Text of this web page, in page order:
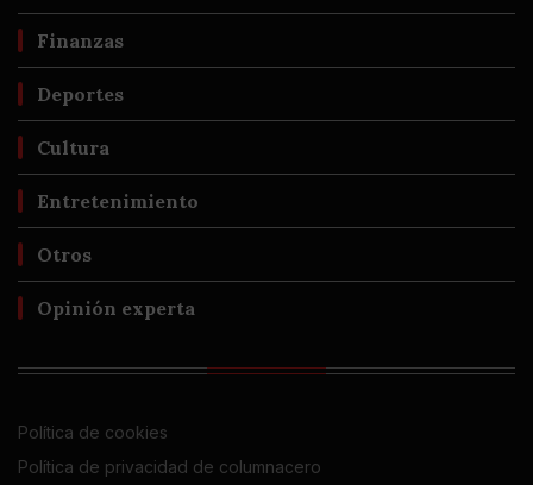
Finanzas
Deportes
Cultura
Entretenimiento
Otros
Opinión experta
Política de cookies
Política de privacidad de columnacero